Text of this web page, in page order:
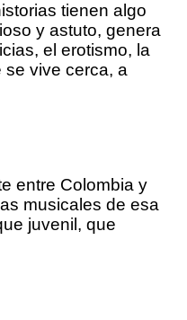
tienen algo
y astuto, genera
el erotismo, la
se vive cerca, a
entre Colombia y
musicales de esa
juvenil, que